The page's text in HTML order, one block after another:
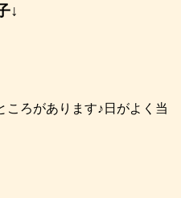
↓
ころがあります♪日がよく当